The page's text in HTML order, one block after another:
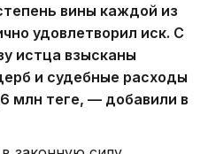
вины каждой из
удовлетворил иск. С
истца взысканы
и судебные расходы
млн теңге, — добавили в